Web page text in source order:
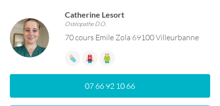
Catherine Lesort
Ostéopathe D.O.
70 cours Emile Zola 69100 Villeurbanne
07 66 92 10 66